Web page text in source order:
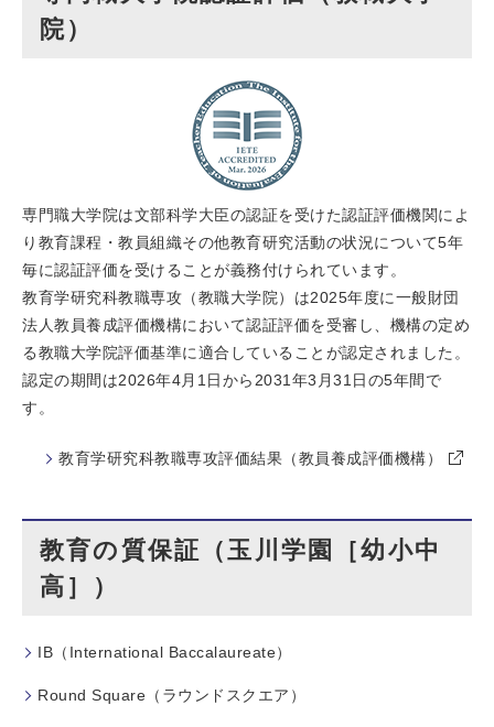
院）
専門職大学院は文部科学大臣の認証を受けた認証評価機関によ
り教育課程・教員組織その他教育研究活動の状況について5年
毎に認証評価を受けることが義務付けられています。
教育学研究科教職専攻（教職大学院）は2025年度に一般財団
法人教員養成評価機構において認証評価を受審し、機構の定め
る教職大学院評価基準に適合していることが認定されました。
認定の期間は2026年4月1日から2031年3月31日の5年間で
す。
教育学研究科教職専攻評価結果（教員養成評価機構）
教育の質保証（玉川学園［幼小中
高］）
IB（International Baccalaureate）
Round Square（ラウンドスクエア）